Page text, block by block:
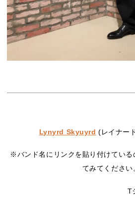
Lynyrd Skyuyrd (レイナー
※バンド名にリンクを貼り付けている
てみてください
T